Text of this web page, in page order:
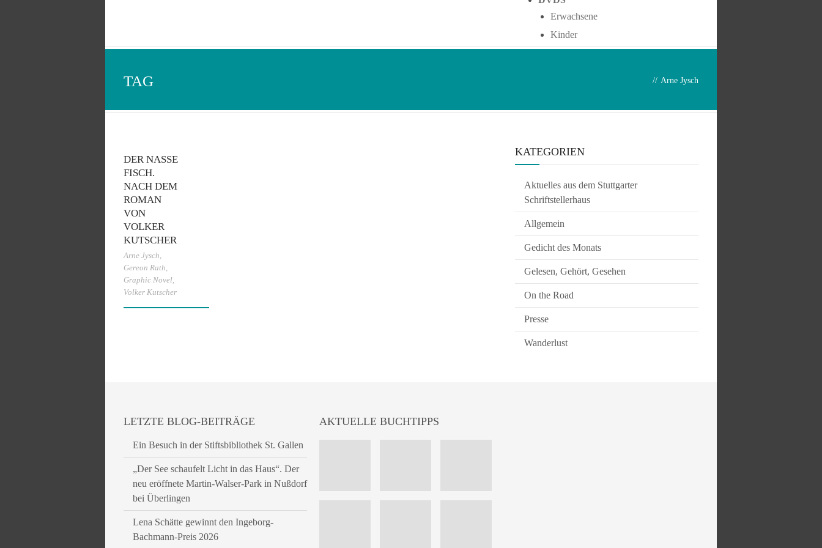
Erwachsene
Kinder
TAG // Arne Jysch
DER NASSE
FISCH.
NACH DEM
ROMAN
VON
VOLKER
KUTSCHER
Arne Jysch,
Gereon Rath,
Graphic Novel,
Volker Kutscher
KATEGORIEN
Aktuelles aus dem Stuttgarter
Schriftstellerhaus
Allgemein
Gedicht des Monats
Gelesen, Gehört, Gesehen
On the Road
Presse
Wanderlust
LETZTE BLOG-BEITRÄGE
Ein Besuch in der Stiftsbibliothek St. Gallen
„Der See schaufelt Licht in das Haus“. Der
neu eröffnete Martin-Walser-Park in Nußdorf
bei Überlingen
Lena Schätte gewinnt den Ingeborg-
Bachmann-Preis 2026
AKTUELLE BUCHTIPPS